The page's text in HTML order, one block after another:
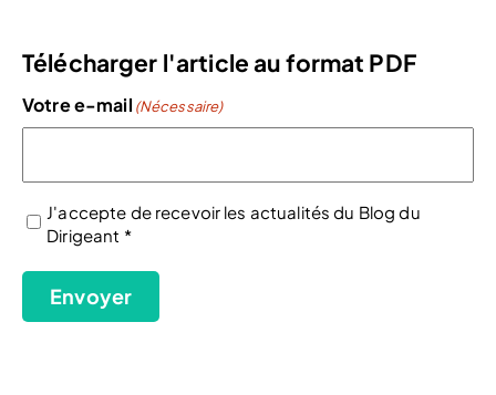
Télécharger l'article au format PDF
Votre e-mail (Nécessaire)
(Nécessaire)
J'accepte de recevoir les actualités du Blog du
Dirigeant *
Envoyer